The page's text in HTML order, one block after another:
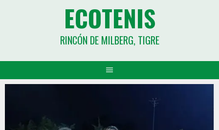
ECOTENIS
RINCÓN DE MILBERG, TIGRE